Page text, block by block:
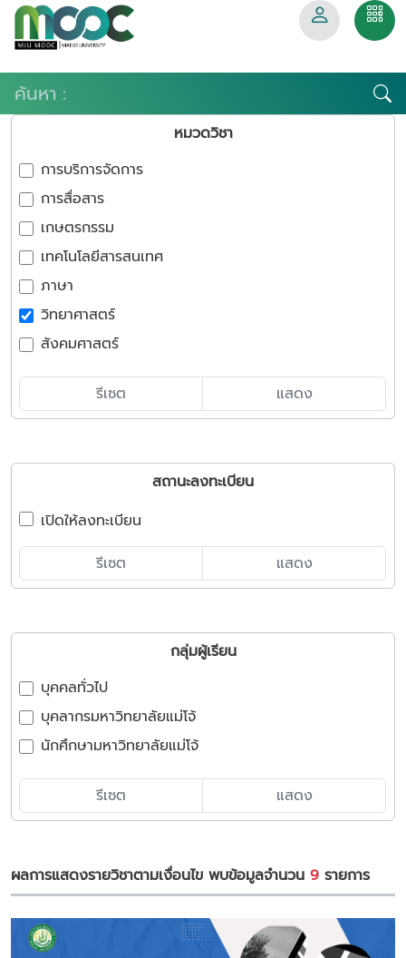
หมวดวิชา
การบริการจัดการ
การสื่อสาร
เกษตรกรรม
เทคโนโลยีสารสนเทศ
ภาษา
วิทยาศาสตร์
สังคมศาสตร์
รีเซต แสดง
สถานะลงทะเบียน
เปิดให้ลงทะเบียน
รีเซต
แสดง
กลุ่มผู้เรียน
บุคคลทั่วไป
บุคลากรมหาวิทยาลัยแม่โจ้
นักศึกษามหาวิทยาลัยแม่โจ้
รีเซต แสดง
ผลการแสดงรายวิชาตามเงื่อนไข พบข้อมูลจำนวน 9 รายการ